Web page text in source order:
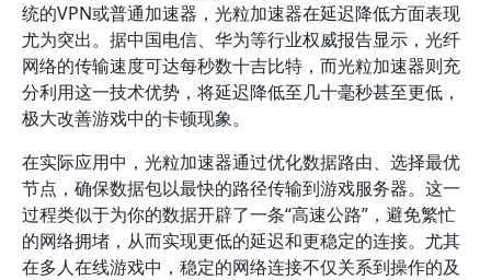
统的VPN或普通加速器，光粒加速器在延迟降低方面表现
尤为突出。据中国电信、华为等行业权威报告显示，光纤
网络的传输速度可达每秒数十吉比特，而光粒加速器则充
分利用这一技术优势，将延迟降低至几十毫秒甚至更低，
极大改善游戏中的卡顿现象。
在实际应用中，光粒加速器通过优化数据路由、选择最优
节点，确保数据包以最快的路径传输到游戏服务器。这一
过程类似于为你的数据开辟了一条“高速公路”，避免繁忙
的网络拥堵，从而实现更低的延迟和更稳定的连接。尤其
在多人在线游戏中，稳定的网络连接不仅关系到操作的及